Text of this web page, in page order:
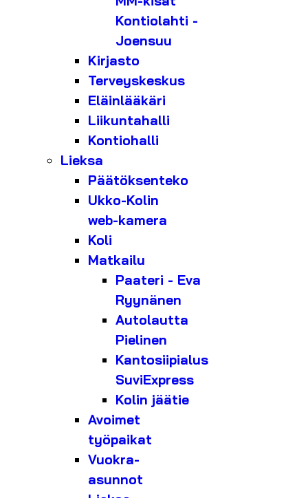
Kontiolahti -
Joensuu
Kirjasto
Terveyskeskus
Eläinlääkäri
Liikuntahalli
Kontiohalli
Lieksa
Päätöksenteko
Ukko-Kolin
web-kamera
Koli
Matkailu
Paateri - Eva
Ryynänen
Autolautta
Pielinen
Kantosiipialus
SuviExpress
Kolin jäätie
Avoimet
työpaikat
Vuokra-
asunnot